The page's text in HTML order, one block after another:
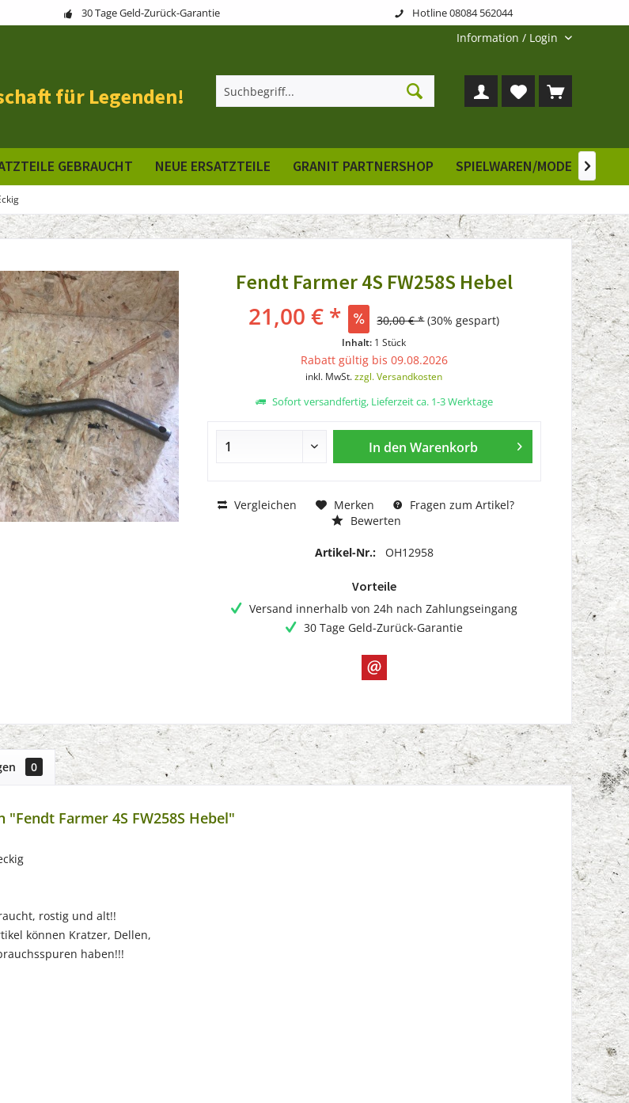
30 Tage Geld-Zurück-Garantie Hotline 08084 562044
Information / Login
für Legenden!
GEBRAUCHT NEUE ERSATZTEILE GRANIT PARTNERSHOP SPIELWAREN/MODELLE

Fendt Farmer 4S FW258S Hebel
21,00 € * 30,00 € * (30% gespart)
Inhalt: 1 Stück
Rabatt gültig bis 09.08.2026
inkl. MwSt.zzgl. Versandkosten
Sofort versandfertig, Lieferzeit ca. 1-3 Werktage
In den Warenkorb
Vergleichen Merken
Fragen zum Artikel?
Bewerten
Artikel-Nr.: OH12958
Vorteile
Versand innerhalb von 24h nach Zahlungseingang
30 Tage Geld-Zurück-Garantie
0
Farmer 4S FW258S Hebel"
rostig und alt!!
können Kratzer, Dellen,
haben!!!